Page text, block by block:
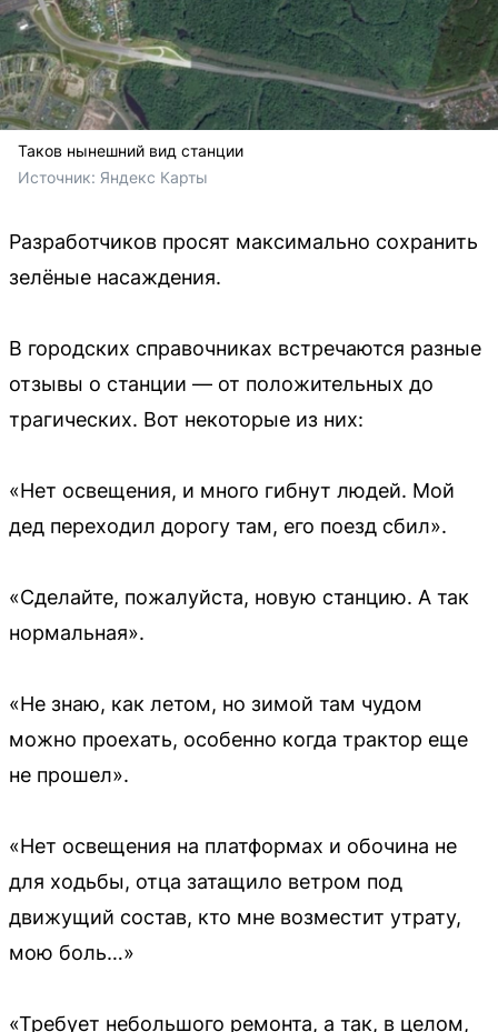
Таков нынешний вид станции
Источник: Яндекс Карты
Разработчиков просят максимально сохранить
зелёные насаждения.
В городских справочниках встречаются разные
отзывы о станции — от положительных до
трагических. Вот некоторые из них:
«Нет освещения, и много гибнут людей. Мой
дед переходил дорогу там, его поезд сбил».
«Сделайте, пожалуйста, новую станцию. А так
нормальная».
«Не знаю, как летом, но зимой там чудом
можно проехать, особенно когда трактор еще
не прошел».
«Нет освещения на платформах и обочина не
для ходьбы, отца затащило ветром под
движущий состав, кто мне возместит утрату,
мою боль…»
«Требует небольшого ремонта, а так, в целом,